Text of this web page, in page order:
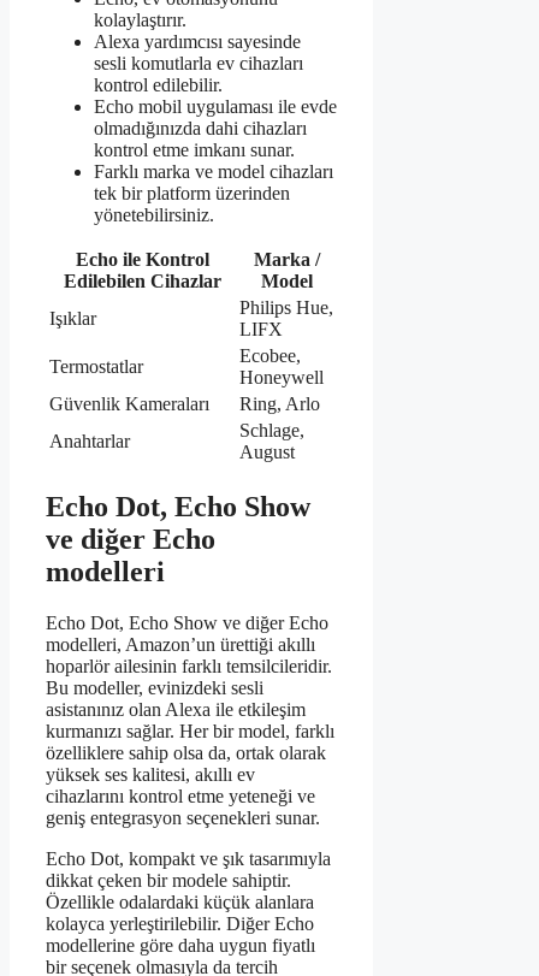
kolaylaştırır.
Alexa yardımcısı sayesinde
sesli komutlarla ev cihazları
kontrol edilebilir.
Echo mobil uygulaması ile evde
olmadığınızda dahi cihazları
kontrol etme imkanı sunar.
Farklı marka ve model cihazları
tek bir platform üzerinden
yönetebilirsiniz.
Echo ile Kontrol
Edilebilen Cihazlar
Marka /
Model
Işıklar
Philips Hue,
LIFX
Termostatlar
Ecobee,
Honeywell
Güvenlik Kameraları
Ring, Arlo
Anahtarlar
Schlage,
August
Echo Dot, Echo Show
ve diğer Echo
modelleri
Echo Dot, Echo Show ve diğer Echo
modelleri, Amazon’un ürettiği akıllı
hoparlör ailesinin farklı temsilcileridir.
Bu modeller, evinizdeki sesli
asistanınız olan Alexa ile etkileşim
kurmanızı sağlar. Her bir model, farklı
özelliklere sahip olsa da, ortak olarak
yüksek ses kalitesi, akıllı ev
cihazlarını kontrol etme yeteneği ve
geniş entegrasyon seçenekleri sunar.
Echo Dot, kompakt ve şık tasarımıyla
dikkat çeken bir modele sahiptir.
Özellikle odalardaki küçük alanlara
kolayca yerleştirilebilir. Diğer Echo
modellerine göre daha uygun fiyatlı
bir seçenek olmasıyla da tercih